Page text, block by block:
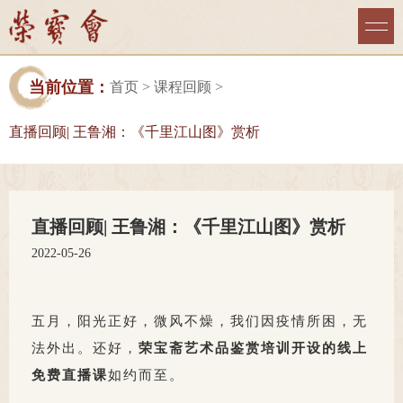
当前位置： 首页 > 课程回顾 >
直播回顾| 王鲁湘：《千里江山图》赏析
直播回顾| 王鲁湘：《千里江山图》赏析
2022-05-26
五月，阳光正好，微风不燥，我们因疫情所困，无
法外出。还好， 荣宝斋艺术品鉴赏培训开设的线上
免费直播课如约而至。